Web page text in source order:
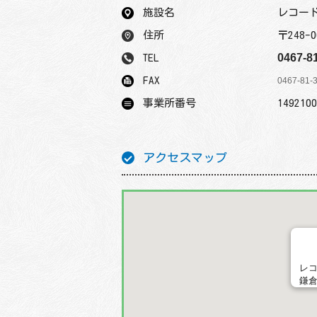
施設名 レコー
住所 〒248-
TEL 0467-
FAX 0467-81-
事業所番号
アクセスマップ
レ
鎌